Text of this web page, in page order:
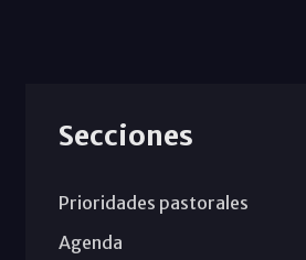
Secciones
Prioridades pastorales
Agenda